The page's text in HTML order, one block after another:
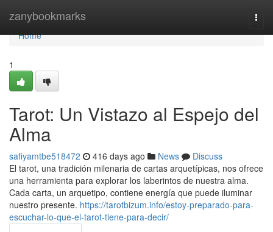
zanybookmarks
Home
Home
1
Tarot: Un Vistazo al Espejo del
Alma
safiyamtbe518472 416 days ago News
Discuss
El tarot, una tradición milenaria de cartas arquetípicas, nos ofrece
una herramienta para explorar los laberintos de nuestra alma.
Cada carta, un arquetipo, contiene energía que puede iluminar
nuestro presente. https://tarotbizum.info/estoy-preparado-para-
escuchar-lo-que-el-tarot-tiene-para-decir/